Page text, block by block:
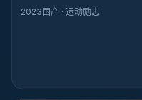
场后你会忘记几个桥段，但
2023 国产 · 运动励志